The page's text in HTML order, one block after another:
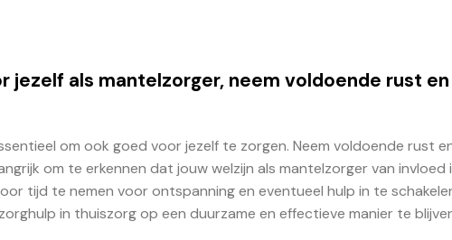
jezelf als mantelzorger, neem voldoende rust
om ook goed voor jezelf te zorgen. Neem voldoende rust
om te erkennen dat jouw welzijn als mantelzorger van
tijd te nemen voor ontspanning en eventueel hulp in te
in thuiszorg op een duurzame en effectieve manier te